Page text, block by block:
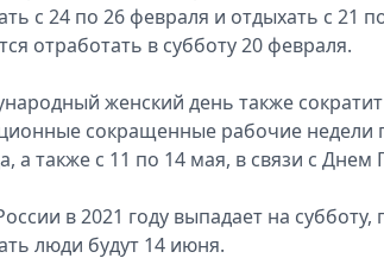
с 24 по 26 февраля и отдыхать с 21
отработать в субботу 20 февраля.
женский день также
сокращенные рабочие недели
а также с 11 по 14 мая, в связи с Днем
в 2021 году выпадает на
люди будут 14 июня.